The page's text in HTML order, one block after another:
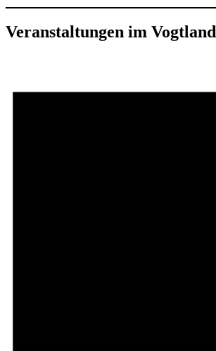
Veranstaltungen im Vogtland